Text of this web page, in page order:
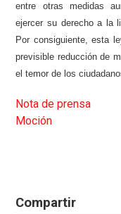
entre otras medidas
ejercer su derecho a la
Por consiguiente, esta
previsible reducción de
el temor de los
Nota de prensa
Moción
Compartir